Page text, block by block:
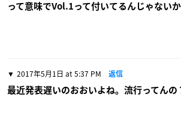
って意味でVol.1って付いてるんじゃない
2017年5月1日 at 5:37 PM 返信
最近発表遅いのおおいよね。流行ってんの